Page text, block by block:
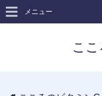
こ
メニュー